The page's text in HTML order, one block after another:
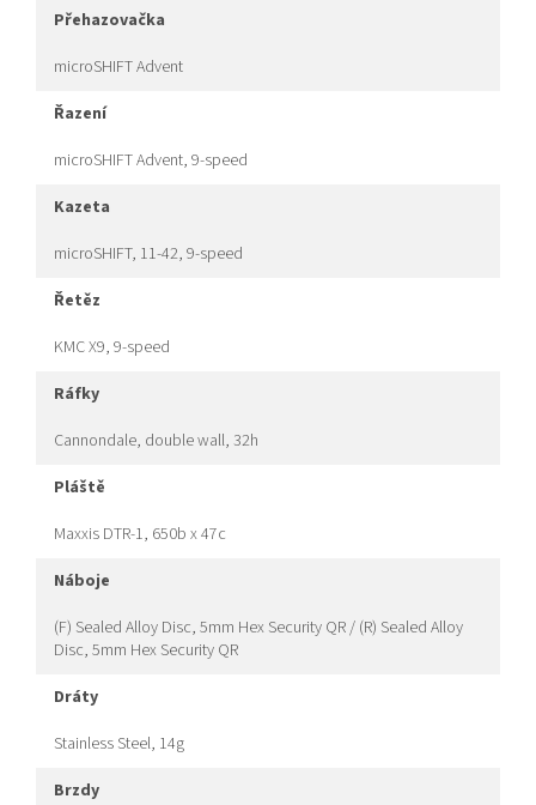
přehazovačka
microSHIFT Advent
řazení
microSHIFT Advent, 9-speed
kazeta
microSHIFT, 11-42, 9-speed
řetěz
KMC X9, 9-speed
ráfky
Cannondale, double wall, 32h
pláště
Maxxis DTR-1, 650b x 47c
náboje
(F) Sealed Alloy Disc, 5mm Hex Security QR / (R) Sealed Alloy
Disc, 5mm Hex Security QR
dráty
Stainless Steel, 14g
brzdy